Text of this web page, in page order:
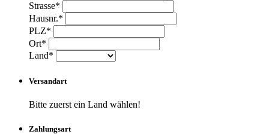
Strasse*
Hausnr.*
PLZ*
Ort*
Land*
Versandart
Bitte zuerst ein Land wählen!
Zahlungsart